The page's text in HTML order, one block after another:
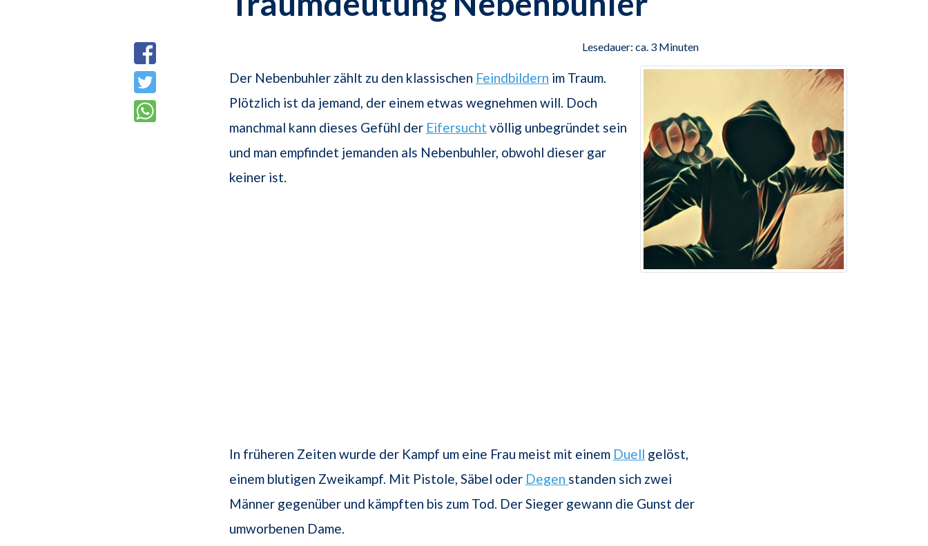
Lesedauer: ca. 3 Minuten
Der Nebenbuhler zählt zu den klassischen Feindbildern im Traum.
Plötzlich ist da jemand, der einem etwas wegnehmen will. Doch
manchmal kann dieses Gefühl der Eifersucht völlig unbegründet sein
und man empfindet jemanden als Nebenbuhler, obwohl dieser gar
keiner ist.
In früheren Zeiten wurde der Kampf um eine Frau meist mit einem Duell gelöst,
einem blutigen Zweikampf. Mit Pistole, Säbel oder Degen standen sich zwei
Männer gegenüber und kämpften bis zum Tod. Der Sieger gewann die Gunst der
umworbenen Dame.